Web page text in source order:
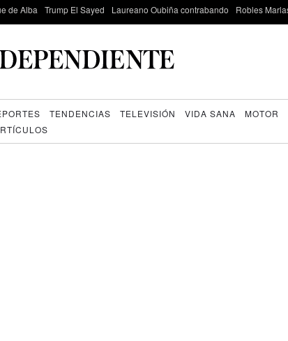
de Alba Trump El Sayed Laureano Oubiña contrabando Robles
TENDENCIAS TELEVISIÓN VIDA SANA MOTOR